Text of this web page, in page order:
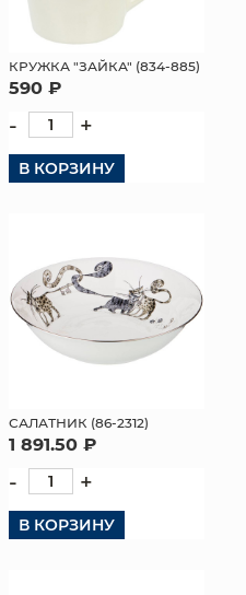
КРУЖКА "ЗАЙКА" (834-885)
590 ₽
- +
В КОРЗИНУ
САЛАТНИК (86-2312)
1 891.50 ₽
- +
В КОРЗИНУ